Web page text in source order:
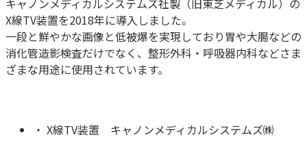
キャノンメディカルシステムズ社製（旧東芝メディカル）の
X線TV装置を2018年に導入しました。
一段と鮮やかな画像と低被爆を実現しており胃や大腸などの
消化管造影検査だけでなく、整形外科・呼吸器内科などさま
ざまな用途に使用されています。
X線TV装置 キャノンメディカルシステムズ㈱